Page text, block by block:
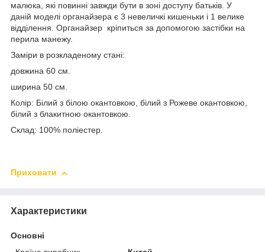
малюка, які повинні завжди бути в зоні доступу батьків. У
даній моделі органайзера є 3 невеличкі кишеньки і 1 велике
відділення. Органайзер кріпиться за допомогою застібки на
перила манежу.
Заміри в розкладеному стані:
довжина 60 см.
ширина 50 см.
Колір: Білий з білою окантовкою, білий з Рожеве окантовкою,
білий з блакитною окантовкою.
Склад: 100% поліестер.
Приховати
Характеристики
Основні